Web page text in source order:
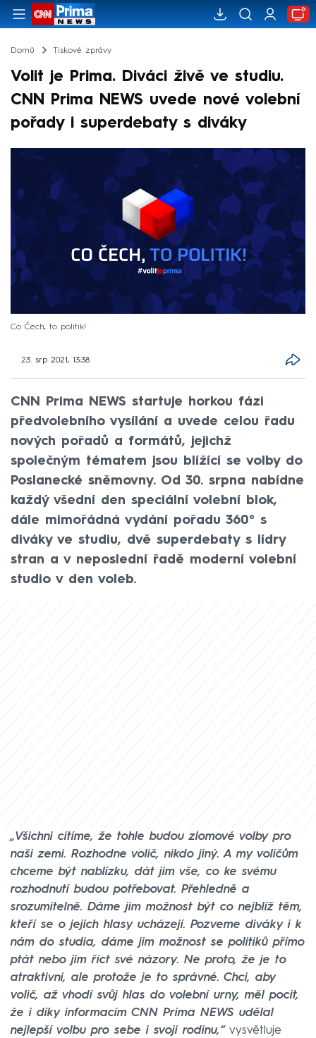
Domů Tiskové zprávy
Volit je Prima. Diváci živě ve studiu.
CNN Prima NEWS uvede nové volební
pořady i superdebaty s diváky
Co Čech, to politik!
23. srp 2021, 13:38
CNN Prima NEWS startuje horkou fázi
předvolebního vysílání a uvede celou řadu
nových pořadů a formátů, jejichž
společným tématem jsou blížící se volby do
Poslanecké sněmovny. Od 30. srpna nabídne
každý všední den speciální volební blok,
dále mimořádná vydání pořadu 360° s
diváky ve studiu, dvě superdebaty s lídry
stran a v neposlední řadě moderní volební
studio v den voleb.
„Všichni cítíme, že tohle budou zlomové volby pro
naši zemi. Rozhodne volič, nikdo jiný. A my voličům
chceme být nablízku, dát jim vše, co ke svému
rozhodnutí budou potřebovat. Přehledně a
srozumitelně. Dáme jim možnost být co nejblíž těm,
kteří se o jejich hlasy ucházejí. Pozveme diváky i k
nám do studia, dáme jim možnost se politiků přímo
ptát nebo jim říct své názory. Ne proto, že je to
atraktivní, ale protože je to správné. Chci, aby
volič, až vhodí svůj hlas do volební urny, měl pocit,
že i díky informacím CNN Prima NEWS udělal
nejlepší volbu pro sebe i svoji rodinu,“vysvětluje